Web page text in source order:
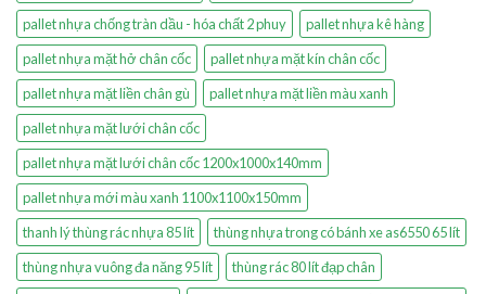
pallet nhựa chống tràn dầu - hóa chất 2 phuy
pallet nhựa kê hàng
pallet nhựa mặt hở chân cốc
pallet nhựa mặt kín chân cốc
pallet nhựa mặt liền chân gù
pallet nhựa mặt liền màu xanh
pallet nhựa mặt lưới chân cốc
pallet nhựa mặt lưới chân cốc 1200x1000x140mm
pallet nhựa mới màu xanh 1100x1100x150mm
thanh lý thùng rác nhựa 85 lít
thùng nhựa trong có bánh xe as6550 65 lít
thùng nhựa vuông đa năng 95 lít
thùng rác 80 lít đạp chân